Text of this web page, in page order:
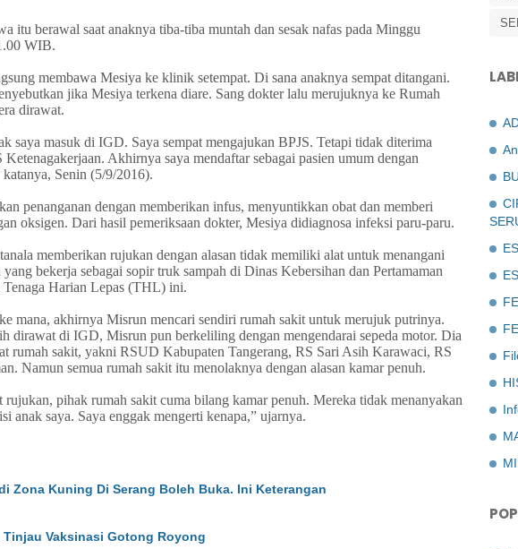
itu berawal saat anaknya tiba-tiba muntah dan sesak nafas pada Minggu
WIB.
membawa Mesiya ke klinik setempat. Di sana anaknya sempat ditangani.
jika Mesiya terkena diare. Sang dokter lalu merujuknya ke Rumah
dirawat.
saya masuk di IGD. Saya sempat mengajukan BPJS. Tetapi tidak diterima
Ketenagakerjaan. Akhirnya saya mendaftar sebagai pasien umum dengan
Senin (5/9/2016).
penanganan dengan memberikan infus, menyuntikkan obat dan memberi
oksigen. Dari hasil pemeriksaan dokter, Mesiya didiagnosa infeksi paru-paru.
memberikan rujukan dengan alasan tidak memiliki alat untuk menangani
bekerja sebagai sopir truk sampah di Dinas Kebersihan dan Pertamaman
Tenaga Harian Lepas (THL) ini.
mana, akhirnya Misrun mencari sendiri rumah sakit untuk merujuk putrinya.
dirawat di IGD, Misrun pun berkeliling dengan mengendarai sepeda motor. Dia
rumah sakit, yakni RSUD Kabupaten Tangerang, RS Sari Asih Karawaci, RS
Namun semua rumah sakit itu menolaknya dengan alasan kamar penuh.
rujukan, pihak rumah sakit cuma bilang kamar penuh. Mereka tidak menanyakan
anak saya. Saya enggak mengerti kenapa,” ujarnya.
Zona Kuning Di Serang Boleh Buka. Ini Keterangan
Tinjau Vaksinasi Gotong Royong